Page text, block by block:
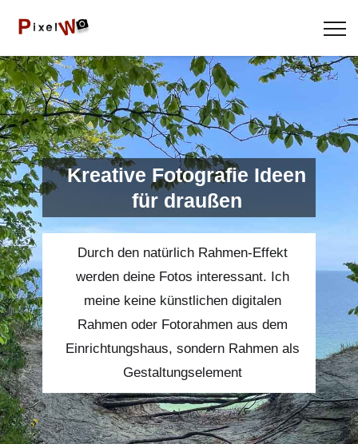
Kreative Fotografie Ideen
für draußen
Durch den natürlich Rahmen-Effekt
werden deine Fotos interessant. Ich
meine keine künstlichen digitalen
Rahmen oder Fotorahmen aus dem
Einrichtungshaus, sondern Rahmen als
Gestaltungselement